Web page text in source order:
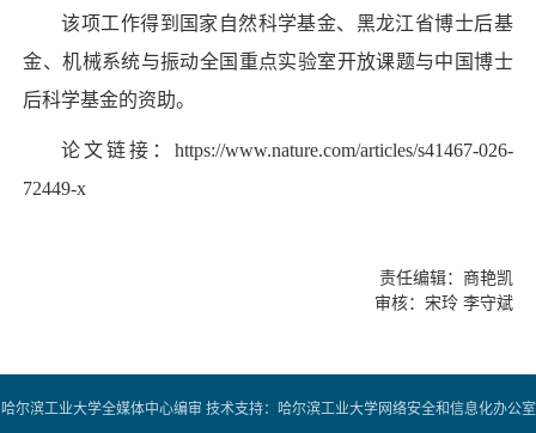
该项工作得到国家自然科学基金、黑龙江省博士后基
金、机械系统与振动全国重点实验室开放课题与中国博士
后科学基金的资助。
论文链接： https://www.nature.com/articles/s41467-026-
72449-x
责任编辑：商艳凯
审核：宋玲 李守斌
哈尔滨工业大学全媒体中心编审 技术支持：哈尔滨工业大学网络安全和信息化办公室